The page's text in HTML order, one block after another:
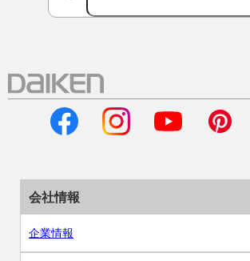
会社情報
企業情報